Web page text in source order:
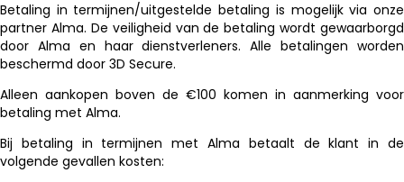
Betaling in termijnen/uitgestelde betaling is mogelijk via onze
partner Alma. De veiligheid van de betaling wordt gewaarborgd
door Alma en haar dienstverleners. Alle betalingen worden
beschermd door 3D Secure.
Alleen aankopen boven de €100 komen in aanmerking voor
betaling met Alma.
Bij betaling in termijnen met Alma betaalt de klant in de
volgende gevallen kosten: